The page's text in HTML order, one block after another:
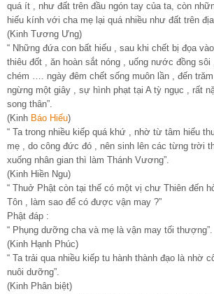
quá ít , như đất trên đầu ngón tay của ta, còn
hiếu kính với cha mẹ lại quá nhiều như đất trên địa
(Kinh Tương Ưng)
“ Những đứa con bất hiếu , sau khi chết bị đọa
thiêu đốt , ăn hoàn sắt nóng , uống nước đồng
chém …. ngày đêm chết sống muôn lần , đến
ngừng một giây , sự hình phạt tại A tỳ ngục , rất
song thân”.
(Kinh Báo Hiếu)
“ Ta trong nhiều kiếp quá khứ , nhờ từ tâm hiếu
mẹ , do công đức đó , nên sinh lên các từng trời
xuống nhân gian thì làm Thánh Vương”.
(Kinh Hiền Ngu)
“ Thuở Phật còn tại thế có một vị chư Thiên đến
Tôn , làm sao để có được vận may ?”
Phật đáp :
“ Phụng dưỡng cha và mẹ là vận may tối thượng”.
(Kinh Hạnh Phúc)
“ Ta trải qua nhiều kiếp tu hành thành đạo là nhờ
nuôi dưỡng”.
(Kinh Phân biệt)